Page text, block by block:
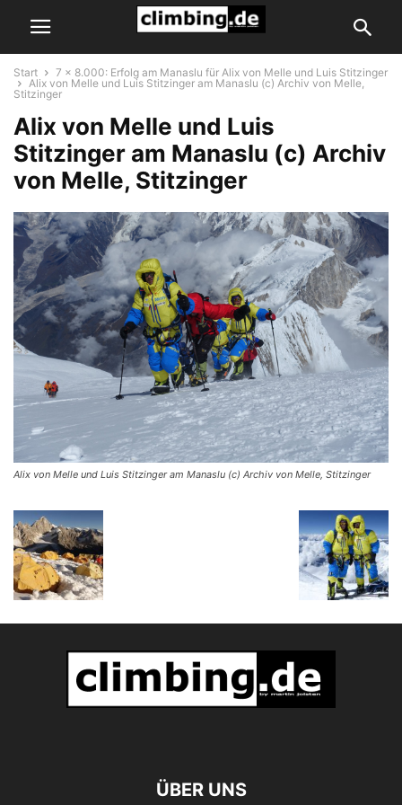
Start
7 x 8.000: Erfolg am Manaslu für Alix von Melle und Luis Stitzinger
Alix von Melle und Luis Stitzinger am Manaslu (c) Archiv von Melle,
Stitzinger
Alix von Melle und Luis
Stitzinger am Manaslu (c) Archiv
von Melle, Stitzinger
Alix von Melle und Luis Stitzinger am Manaslu (c) Archiv von Melle, Stitzinger
ÜBER UNS